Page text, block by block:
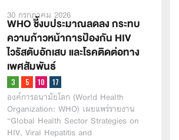
30 กรกฎาคม 2026
WHO ชี้งบประมาณลดลง กระทบ
ความก้าวหน้าการป้องกัน HIV
ไวรัสตับอักเสบ และโรคติดต่อทาง
เพศสัมพันธ์
องค์การอนามัยโลก (World Health
Organization: WHO) เผยแพร่รายงาน
“Global Health Sector Strategies on
HIV, Viral Hepatitis and